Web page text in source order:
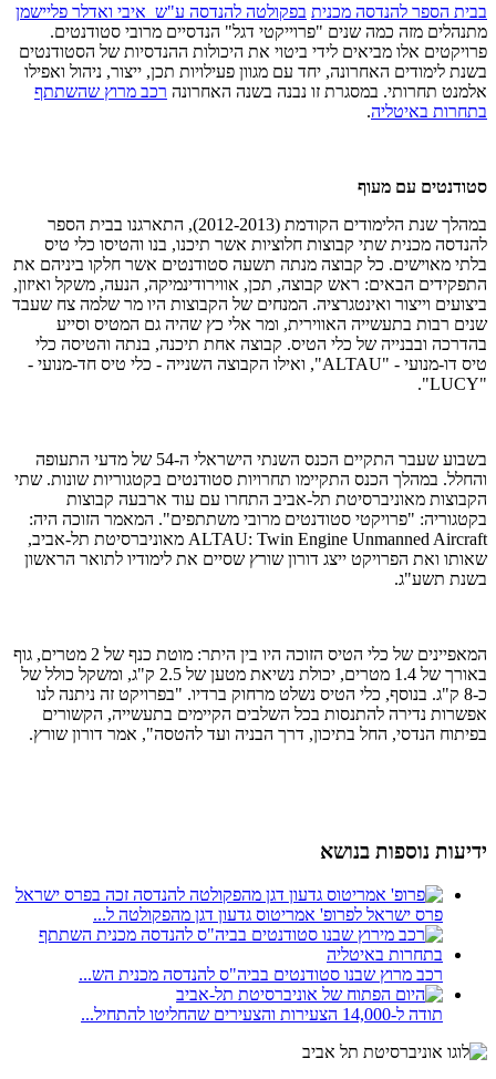
בבית הספר להנדסה מכנית בפקולטה להנדסה ע"ש איבי ואדלר פליישמן
מתנהלים מזה כמה שנים "פרוייקטי דגל" הנדסיים מרובי סטודנטים.
פרויקטים אלו מביאים לידי ביטוי את היכולות ההנדסיות של הסטודנטים
בשנת לימודים האחרונה, יחד עם מגוון פעילויות תכן, ייצור, ניהול ואפילו
אלמנט תחרותי. במסגרת זו נבנה בשנה האחרונה רכב מרוץ שהשתתף
בתחרות באיטליה.
סטודנטים עם מעוף
במהלך שנת הלימודים הקודמת (2012-2013), התארגנו בבית הספר
להנדסה מכנית שתי קבוצות חלוציות אשר תיכנו, בנו והטיסו כלי טיס
בלתי מאוישים. כל קבוצה מנתה תשעה סטודנטים אשר חלקו ביניהם את
התפקידים הבאים: ראש קבוצה, תכן, אווירודינמיקה, הנעה, משקל ואיזון,
ביצועים וייצור ואינטגרציה. המנחים של הקבוצות היו מר שלמה צח שעבד
שנים רבות בתעשייה האווירית, ומר אלי כץ שהיה גם המטיס וסייע
בהדרכה ובבנייה של כלי הטיס. קבוצה אחת תיכנה, בנתה והטיסה כלי
טיס דו-מנועי - "ALTAU", ואילו הקבוצה השנייה - כלי טיס חד-מנועי -
"LUCY"
.
בשבוע שעבר התקיים הכנס השנתי הישראלי ה-54 של מדעי התעופה
והחלל. במהלך הכנס התקיימו תחרויות סטודנטים בקטגוריות שונות. שתי
הקבוצות מאוניברסיטת תל-אביב התחרו עם עוד ארבעה קבוצות
בקטגוריה: "פרויקטי סטודנטים מרובי משתתפים". המאמר הזוכה היה:
ALTAU: Twin Engine Unmanned Aircraft מאוניברסיטת תל-אביב,
שאותו ואת הפרויקט ייצג דורון שורץ שסיים את לימודיו לתואר הראשון
בשנת תשע"ג.
המאפיינים של כלי הטיס הזוכה היו בין היתר: מוטת כנף של 2 מטרים, גוף
באורך של 1.4 מטרים, יכולת נשיאת מטען של 2.5 ק"ג, ומשקל כולל של
כ-8 ק"ג. בנוסף, כלי הטיס נשלט מרחוק ברדיו. "בפרויקט זה ניתנה לנו
אפשרות נדירה להתנסות בכל השלבים הקיימים בתעשייה, הקשורים
בפיתוח הנדסי, החל בתיכון, דרך הבניה ועד להטסה", אמר דורון שורץ.
ידיעות נוספות בנושא
פרס ישראל לפרופ' אמריטוס גדעון דגן מהפקולטה ל...
רכב מרוץ שבנו סטודנטים בביה"ס להנדסה מכנית הש...
תודה ל-14,000 הצעירות והצעירים שהחליטו להתחיל...